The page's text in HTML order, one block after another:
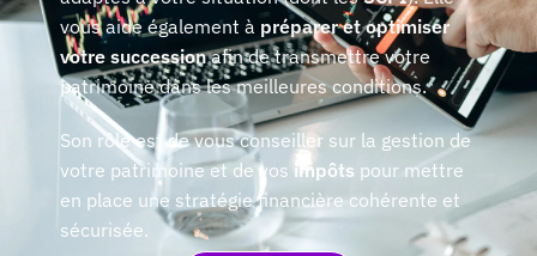
vous aide également à préparer et optimiser
votre successionafin de transmettre votre
patrimoine dans les meilleures conditions.
Son rôle est de vous conseiller sur la gestion de
votre patrimoine et de vos impôts pour mettre
en place une stratégie financière cohérente et
sécurisée.